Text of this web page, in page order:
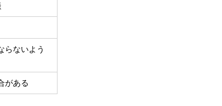
らないよう
がある